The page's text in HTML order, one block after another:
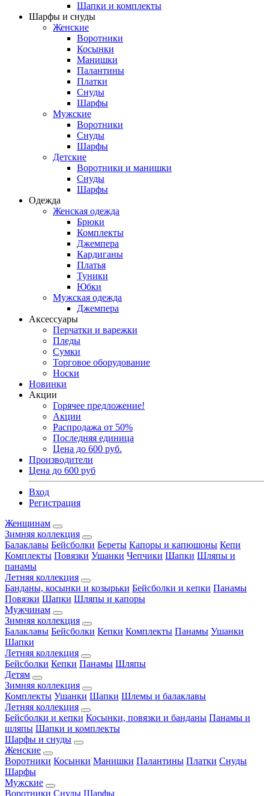
Шапки и комплекты
Шарфы и снуды
Женские
Воротники
Косынки
Манишки
Палантины
Платки
Снуды
Шарфы
Мужские
Воротники
Снуды
Шарфы
Детские
Воротники и манишки
Снуды
Шарфы
Одежда
Женская одежда
Брюки
Комплекты
Джемпера
Кардиганы
Платья
Туники
Юбки
Мужская одежда
Джемпера
Аксессуары
Перчатки и варежки
Пледы
Сумки
Торговое оборудование
Носки
Новинки
Акции
Горячее предложение!
Акции
Распродажа от 50%
Последняя единица
Цена до 600 руб.
Производители
Цена до 600 руб
Вход
Регистрация
Женщинам
Зимняя коллекция
Балаклавы Бейсболки Береты Капоры и капюшоны Кепи
Комплекты Повязки Ушанки Чепчики Шапки Шляпы и
панамы
Летняя коллекция
Банданы, косынки и козырьки Бейсболки и кепки Панамы
Повязки Шапки Шляпы и капоры
Мужчинам
Зимняя коллекция
Балаклавы Бейсболки Кепки Комплекты Панамы Ушанки
Шапки
Летняя коллекция
Бейсболки Кепки Панамы Шляпы
Детям
Зимняя коллекция
Комплекты Ушанки Шапки Шлемы и балаклавы
Летняя коллекция
Бейсболки и кепки Косынки, повязки и банданы Панамы и
шляпы Шапки и комплекты
Шарфы и снуды
Женские
Воротники Косынки Манишки Палантины Платки Снуды
Шарфы
Мужские
Воротники Снуды Шарфы